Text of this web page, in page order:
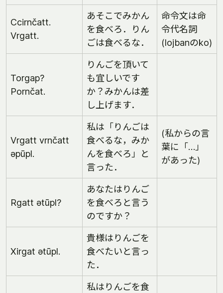
Ccirnčatt.
Vrgatt.
あそこでみかん
を食べろ．りん
ごは食べるな．
命令文は命
令代名詞
(lojbanのko)
Torgap?
Pornčat.
りんごを頂いて
も宜しいです
か？みかんは差
し上げます．
Vrgatt vrnčatt
əpūpl.
私は「りんごは
食べるな，みか
んを食べろ」と
言った．
(私からの言
葉に「…」
があった)
Rgatt ətūpl?
あなたはりんご
を食べろと言う
のですか？
Xirgat ətūpl.
貴様はりんごを
食べたいと言っ
た．
私はりんごを食